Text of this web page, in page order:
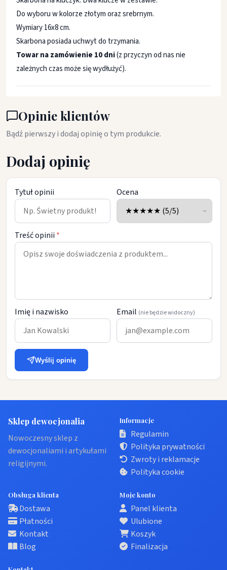
Do wyboru w kolorze złotym oraz srebrnym.
Wymiary 16x8 cm.
Skarbona posiada uchwyt do trzymania.
Towar na zamówienie 10 dni(z przyczyn od nas nie
zależnych czas może się wydłużyć).
Opinie klientów
Bądź pierwszy i dodaj opinię o tym produkcie.
Dodaj opinię
Tytuł opinii Ocena
Treść opinii *
Imię i nazwisko Email (nie będzie widoczny)
Wyślij opinię
Sklep dewocjonalia
Nowoczesny sklep z
dewocjonaliami i artykułami
religijnymi.
Informacje
Regulamin
Polityka prywatności
Zwroty i reklamacje
Polityka cookie
Obsługa klienta
Dostawa
Płatności
Kontakt
Blog
Moje konto
Panel klienta
Ulubione
Koszyk
Finalizacja